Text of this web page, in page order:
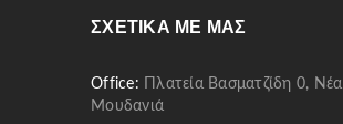
ΣΧΕΤΙΚΆ ΜΕ ΜΑΣ
Office:
Πλατεία Βασματζίδη 0, Νέα
Μουδανιά